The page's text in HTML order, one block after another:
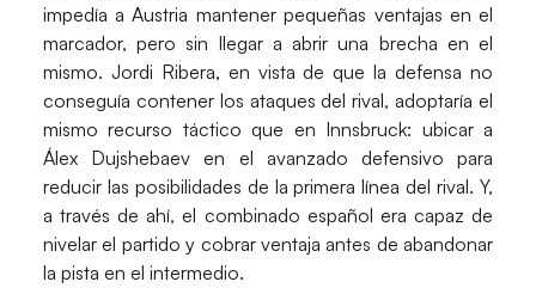
impedía a Austria mantener pequeñas ventajas en el
marcador, pero sin llegar a abrir una brecha en el
mismo. Jordi Ribera, en vista de que la defensa no
conseguía contener los ataques del rival, adoptaría el
mismo recurso táctico que en Innsbruck: ubicar a
Álex Dujshebaev en el avanzado defensivo para
reducir las posibilidades de la primera línea del rival. Y,
a través de ahí, el combinado español era capaz de
nivelar el partido y cobrar ventaja antes de abandonar
la pista en el intermedio.